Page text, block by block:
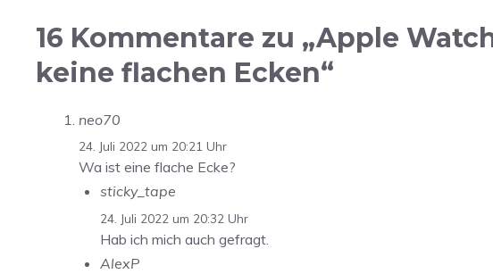
16 Kommentare zu „Apple
keine flachen Ecken“
neo70
24. Juli 2022 um 20:21 Uhr
Wa ist eine flache Ecke?
sticky_tape
24. Juli 2022 um 20:32 Uhr
Hab ich mich auch gefragt.
AlexP